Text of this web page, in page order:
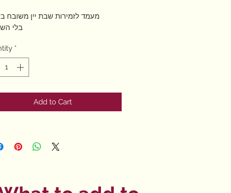
מעמד לזמירות שבת יין משובח
בלי
*
Add to Cart